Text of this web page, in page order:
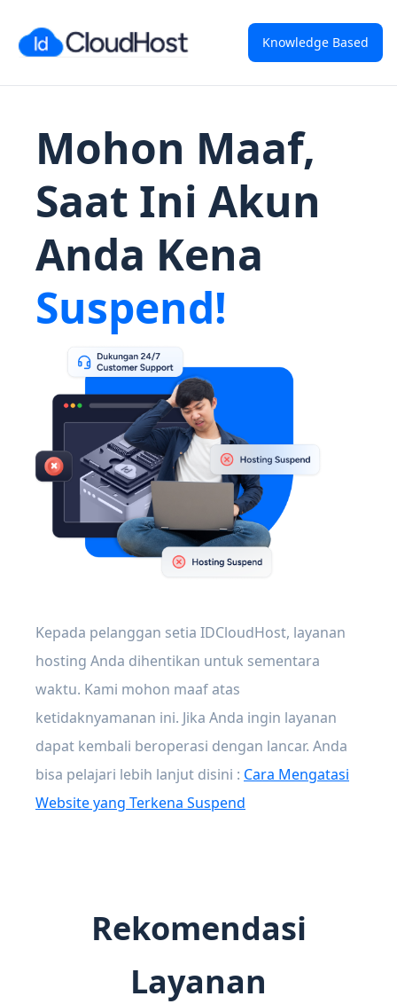
Knowledge Based
Mohon Maaf,
Saat Ini Akun
Anda Kena
Suspend!
Kepada pelanggan setia IDCloudHost, layanan
hosting Anda dihentikan untuk sementara
waktu. Kami mohon maaf atas
ketidaknyamanan ini. Jika Anda ingin layanan
dapat kembali beroperasi dengan lancar. Anda
bisa pelajari lebih lanjut disini : Cara Mengatasi
Website yang Terkena Suspend
Rekomendasi
Layanan